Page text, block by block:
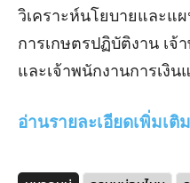
วิเคราะห์นโยบายและแ
การเกษตรปฏิบัติงาน เ
และเจ้าพนักงานการเงิ
อ่านรายละเอียดเพิ่มเ